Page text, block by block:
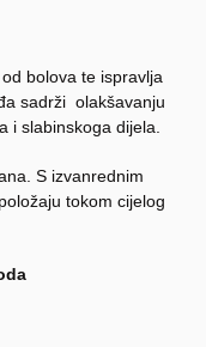
bolova te ispravlja
sadrži olakšavanju
i slabinskoga dijela.
S izvanrednim
tokom cijelog